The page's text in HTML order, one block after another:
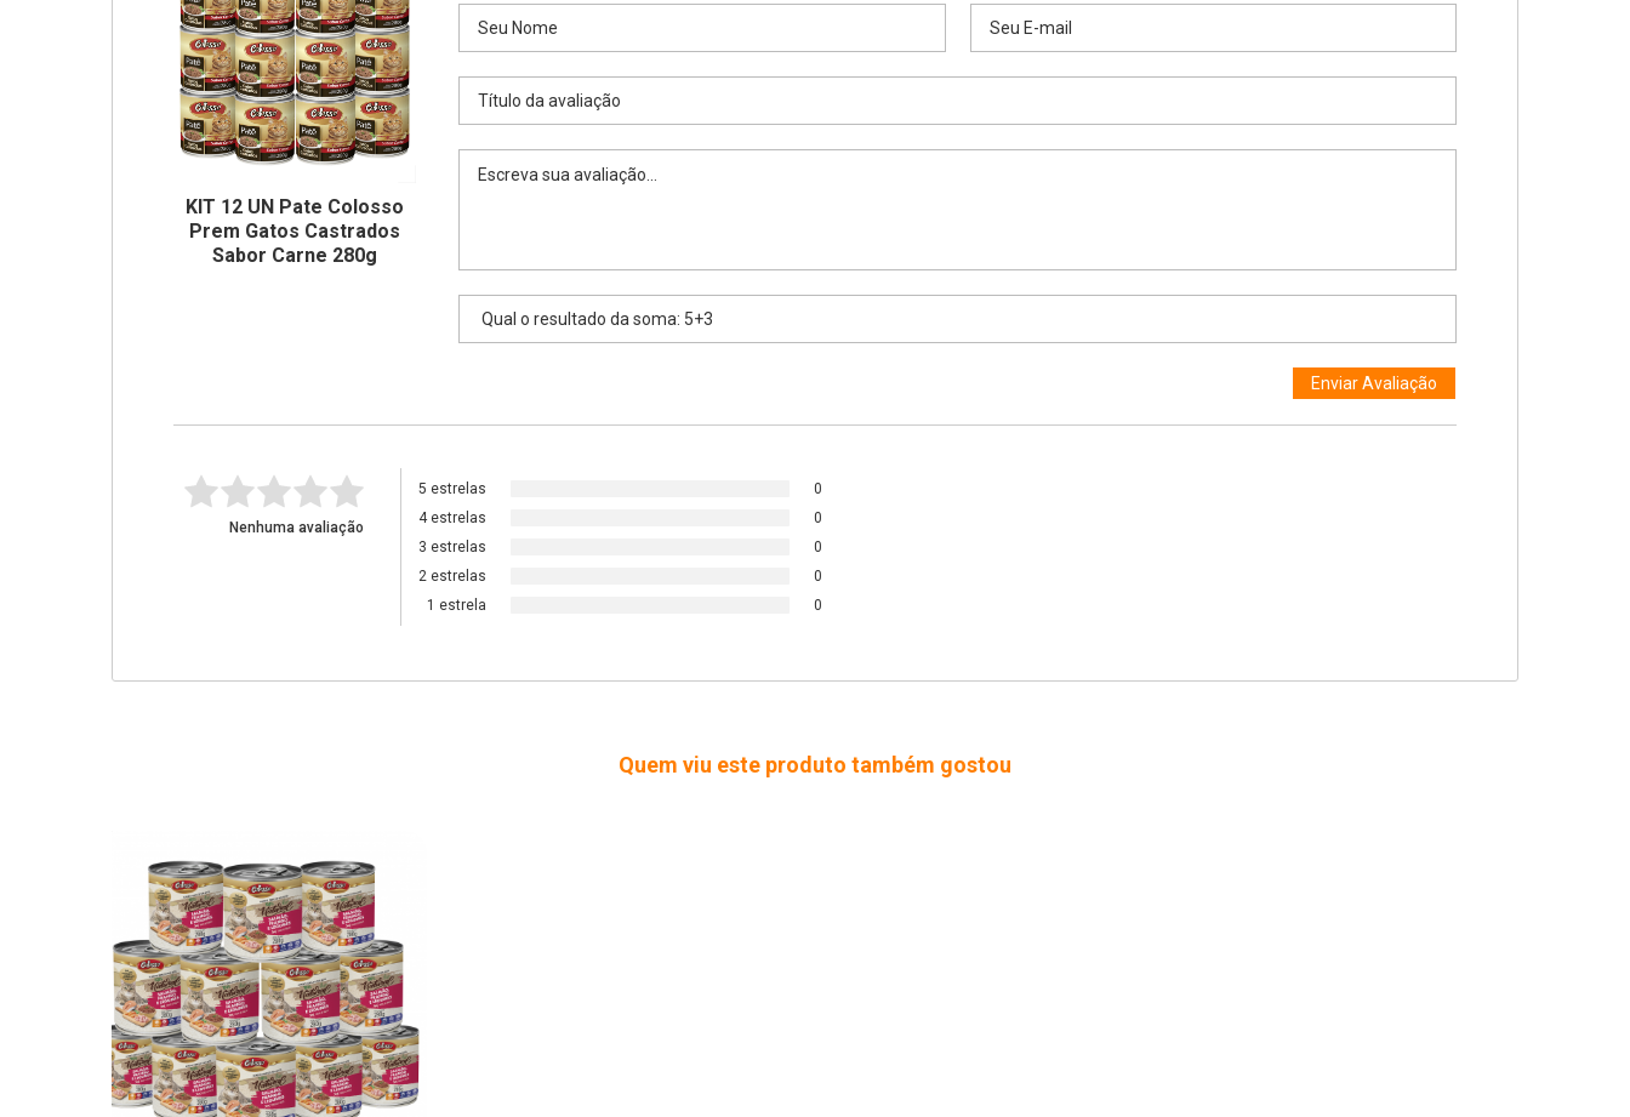
KIT 12 UN Pate Colosso
Prem Gatos Castrados
Sabor Carne 280g
Nenhuma avaliação
5 estrelas
0
4 estrelas
0
3 estrelas
0
2 estrelas
0
1 estrela
0
Quem viu este produto também gostou